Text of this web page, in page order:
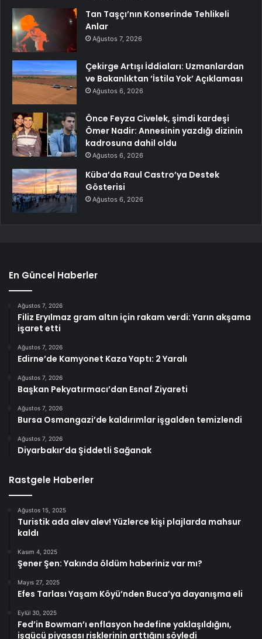
Tan Taşçı’nın Konserinde Tehlikeli
Anlar
Ağustos 7, 2026
Çekirge Artışı İddiaları: Uzmanlardan
ve Bakanlıktan ‘İstila Yok’ Açıklaması
Ağustos 6, 2026
Önce Feyza Civelek, şimdi kardeşi
Ömer Nadir: Annesinin yazdığı dizinin
kadrosuna dahil oldu
Ağustos 6, 2026
Küba’da Raul Castro’ya Destek
Gösterisi
Ağustos 6, 2026
En Güncel Haberler
Ağustos 7, 2026
Filiz Eryılmaz gram altın için rakam verdi: Yarın akşama
işaret etti
Ağustos 7, 2026
Edirne’de Kamyonet Kaza Yaptı: 2 Yaralı
Ağustos 7, 2026
Başkan Pekyatırmacı’dan Esnaf Ziyareti
Ağustos 7, 2026
Bursa Osmangazi’de kaldırımlar işgalden temizlendi
Ağustos 7, 2026
Diyarbakır’da Şiddetli Sağanak
Rastgele Haberler
Ağustos 15, 2025
Turistik ada alev alev! Yüzlerce kişi plajlarda mahsur
kaldı
Kasım 4, 2025
Şener Şen: Yakında öldüm haberiniz var mı?
Mayıs 27, 2025
Efes Tarlası Yaşam Köyü’nden Buca’ya dayanışma eli
Eylül 30, 2025
Fed’in Bowman’ı enflasyon hedefine yaklaşıldığını,
işgücü piyasası risklerinin arttığını söyledi